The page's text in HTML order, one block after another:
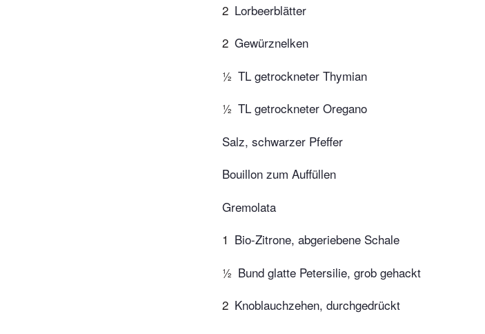
2 Lorbeerblätter
2 Gewürznelken
½ TL getrockneter Thymian
½ TL getrockneter Oregano
Salz, schwarzer Pfeffer
Bouillon zum Auffüllen
Gremolata
1 Bio-Zitrone, abgeriebene Schale
½ Bund glatte Petersilie, grob gehackt
2 Knoblauchzehen, durchgedrückt